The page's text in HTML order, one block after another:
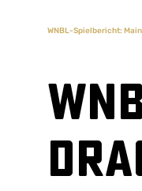
WNBL-Spielbericht: